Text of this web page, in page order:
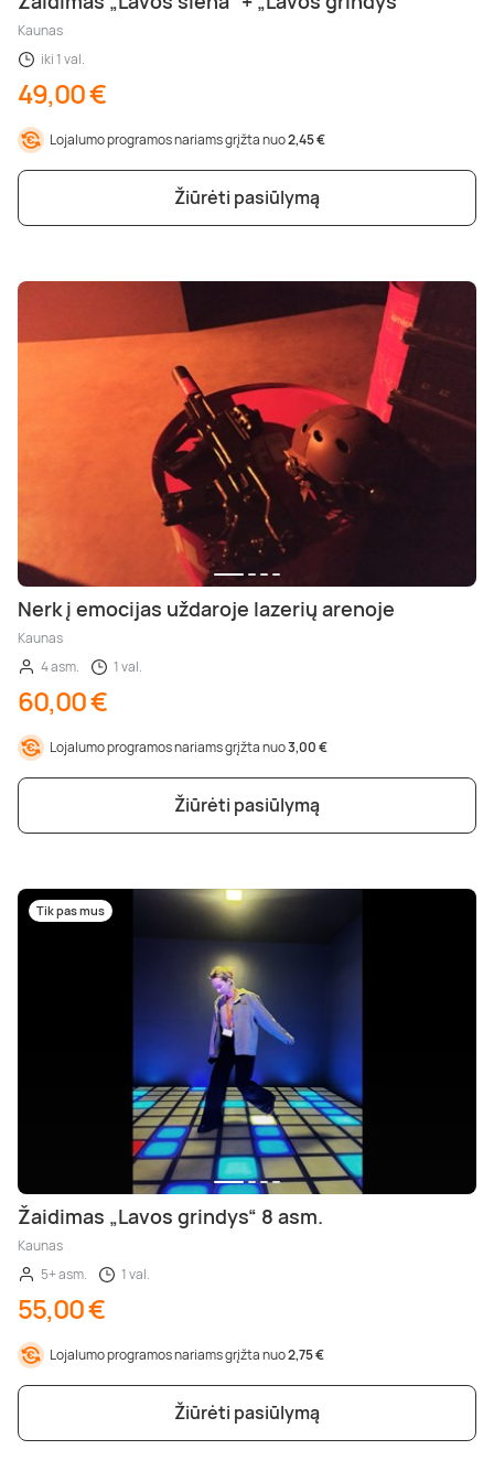
Kaunas
iki 1 val.
49,00 €
Lojalumo programos nariams grįžta nuo2,45 €
Žiūrėti pasiūlymą
Nerk į emocijas uždaroje lazerių arenoje
Kaunas
4 asm.
1 val.
60,00 €
Lojalumo programos nariams grįžta nuo3,00 €
Žiūrėti pasiūlymą
Tik pas mus
Žaidimas „Lavos grindys“ 8 asm.
Kaunas
5+ asm.
1 val.
55,00 €
Lojalumo programos nariams grįžta nuo2,75 €
Žiūrėti pasiūlymą